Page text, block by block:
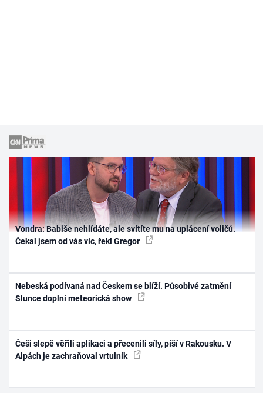
Vondra: Babiše nehlídáte, ale svítíte mu na uplácení voličů.
Čekal jsem od vás víc, řekl Gregor
Nebeská podívaná nad Českem se blíží. Působivé zatmění
Slunce doplní meteorická show
Češi slepě věřili aplikaci a přecenili síly, píší v Rakousku. V
Alpách je zachraňoval vrtulník